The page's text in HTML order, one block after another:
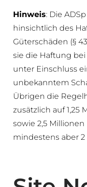
Hinweis: Die
hinsichtlich des
Güterschäden (§
sie die Haftung
unter Einschluss
unbekanntem
Übrigen die
zusätzlich auf 1,25
sowie 2,5
mindestens aber 2